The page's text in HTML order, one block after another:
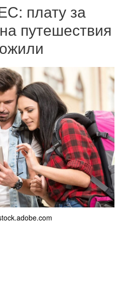
плату за
путешествия